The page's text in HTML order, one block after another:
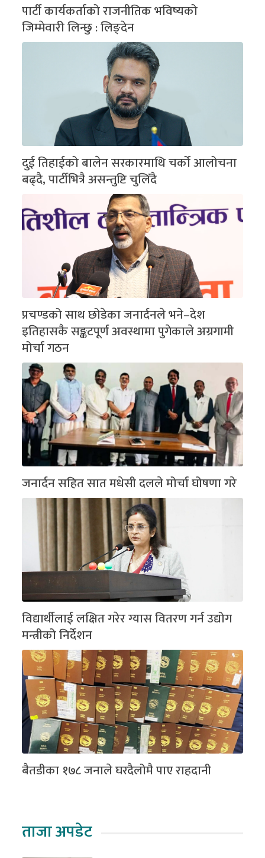
पार्टी कार्यकर्ताको राजनीतिक भविष्यको
जिम्मेवारी लिन्छु : लिङ्देन
दुई तिहाईको बालेन सरकारमाथि चर्को आलोचना
बढ्दै, पार्टीभित्रै असन्तुष्टि चुलिँदै
प्रचण्डको साथ छोडेका जनार्दनले भने–देश
इतिहासकै सङ्कटपूर्ण अवस्थामा पुगेकाले अग्रगामी
मोर्चा गठन
जनार्दन सहित सात मधेसी दलले मोर्चा घोषणा गरे
विद्यार्थीलाई लक्षित गरेर ग्यास वितरण गर्न उद्योग
मन्त्रीको निर्देशन
बैतडीका १७८ जनाले घरदैलोमै पाए राहदानी
ताजा अपडेट